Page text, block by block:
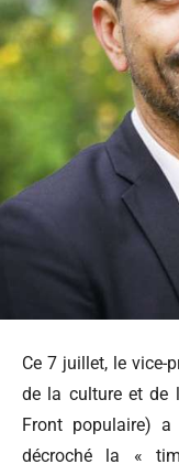
Ce 7 juillet, le vice-
de la culture et de
Front populaire)
décroché la «